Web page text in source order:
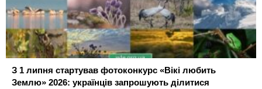
З 1 липня стартував фотоконкурс «Вікі любить
Землю» 2026: українців запрошують ділитися